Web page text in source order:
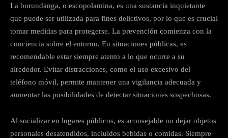
La burundanga, o escopolamina, es una sustancia inquietante
que puede ser utilizada para fines delictivos, por lo que es crucial
tomar medidas para protegerse. La prevención comienza con la
conciencia sobre el entorno. En situaciones públicas, es
recomendable estar siempre atento a lo que ocurre a su
alrededor. Evitar distracciones, como el uso excesivo del
teléfono móvil, permite mantener una vigilancia adecuada y
aumentar las posibilidades de detectar situaciones sospechosas.
Al socializar en lugares públicos, es aconsejable no dejar objetos
personales desatendidos, incluidos bebidas o comidas. Siempre